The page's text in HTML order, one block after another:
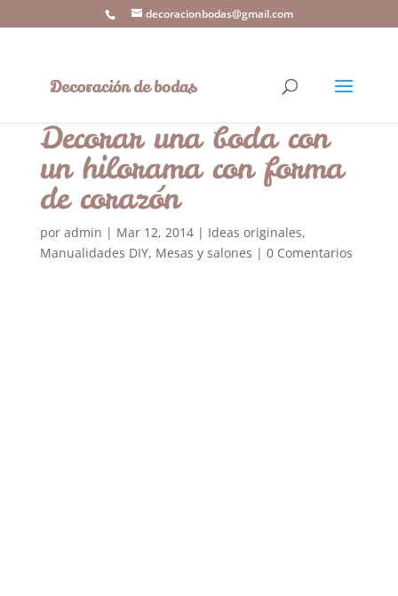
decoracionbodas@gmail.com
Decorar una boda con
un hilorama con forma
de corazón
por admin | Mar 12, 2014| Ideas originales,
Manualidades DIY, Mesas y salones | 0 Comentarios